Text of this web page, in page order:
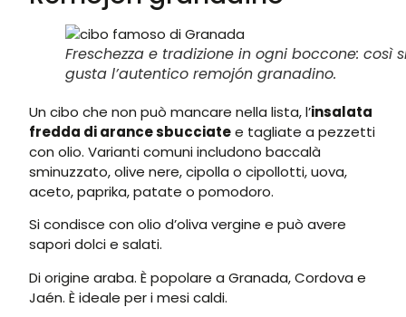
Freschezza e tradizione in ogni boccone: così
gusta l’autentico remojón granadino.
Un cibo che non può mancare nella lista, l’insalata
fredda di arance sbucciatee tagliate a pezzetti
con olio. Varianti comuni includono baccalà
sminuzzato, olive nere, cipolla o cipollotti, uova,
aceto, paprika, patate o pomodoro.
Si condisce con olio d’oliva vergine e può avere
sapori dolci e salati.
Di origine araba. È popolare a Granada, Cordova e
Jaén. È ideale per i mesi caldi.